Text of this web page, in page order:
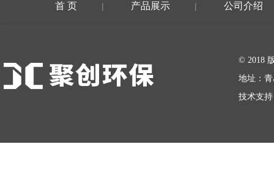
首 页 | 产品展示 | 公司介绍
© 2018
地址：
技术支